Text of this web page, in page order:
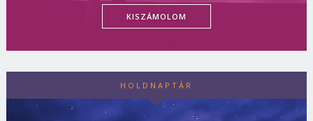
KISZÁMOLOM
HOLDNAPTÁR